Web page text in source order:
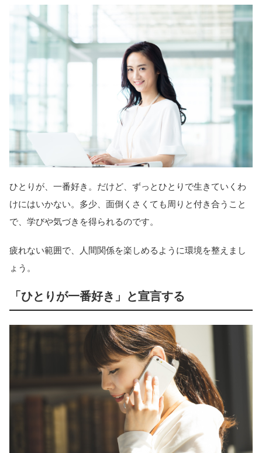
ひとりが、一番好き。だけど、ずっとひとりで生きていくわ
けにはいかない。多少、面倒くさくても周りと付き合うこと
で、学びや気づきを得られるのです。
疲れない範囲で、人間関係を楽しめるように環境を整えまし
ょう。
「ひとりが一番好き」と宣言する